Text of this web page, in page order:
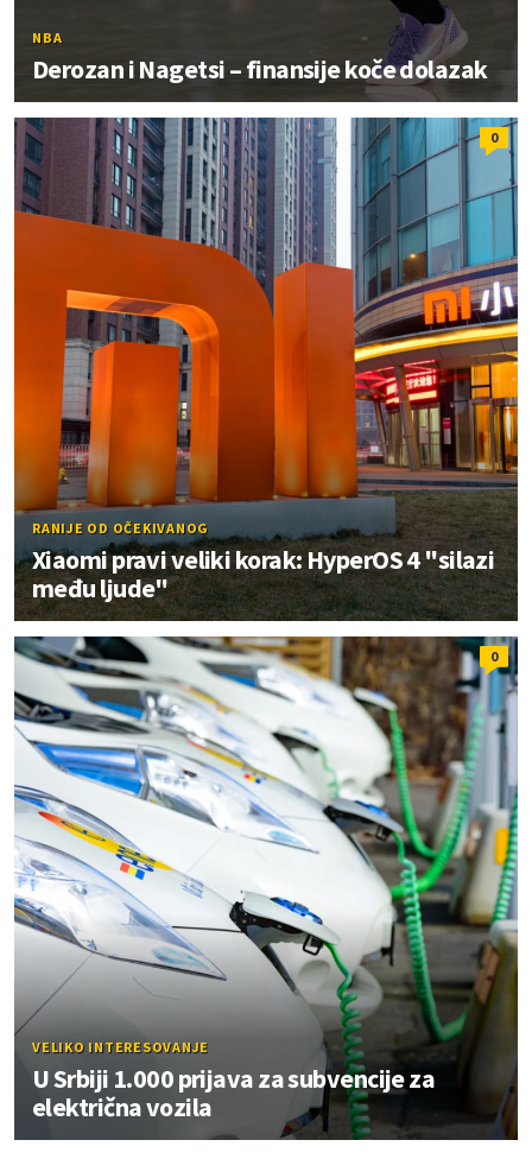
NBA
Derozan i Nagetsi – finansije koče dolazak
0
RANIJE OD OČEKIVANOG
Xiaomi pravi veliki korak: HyperOS 4 "silazi
među ljude"
0
VELIKO INTERESOVANJE
U Srbiji 1.000 prijava za subvencije za
električna vozila